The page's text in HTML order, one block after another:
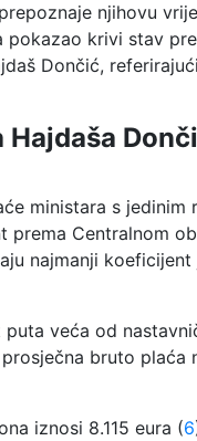
njihovu
krivi stav
Dončić,
ministara s jedinim
prema Centralnom
najmanji
veća od
bruto plaća
iznosi 8.115 eura (6